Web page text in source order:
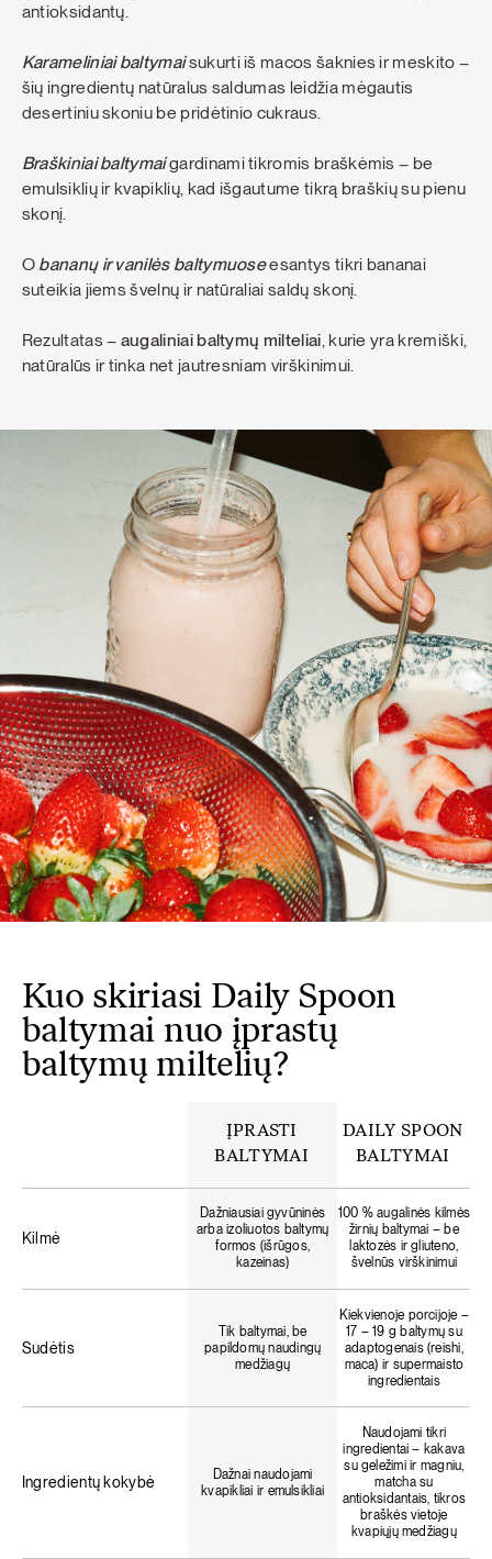
antioksidantų.
Karameliniai baltymaisukurti iš macos šaknies ir meskito –
šių ingredientų natūralus saldumas leidžia mėgautis
desertiniu skoniu be pridėtinio cukraus.
Braškiniai baltymaigardinami tikromis braškėmis – be
emulsiklių ir kvapiklių, kad išgautume tikrą braškių su pienu
skonį.
O bananų ir vanilės baltymuoseesantys tikri bananai
suteikia jiems švelnų ir natūraliai saldų skonį.
Rezultatas – augaliniai baltymų milteliai, kurie yra kremiški,
natūralūs ir tinka net jautresniam virškinimui.
Kuo skiriasi Daily Spoon
baltymai nuo įprastų
baltymų miltelių?
ĮPRASTI
BALTYMAI
DAILY SPOON
BALTYMAI
Kilmė
Dažniausiai gyvūninės
arba izoliuotos baltymų
formos (išrūgos,
kazeinas)
100 % augalinės kilmės
žirnių baltymai – be
laktozės ir gliuteno,
švelnūs virškinimui
Sudėtis
Tik baltymai, be
papildomų naudingų
medžiagų
Kiekvienoje porcijoje –
17 – 19 g baltymų su
adaptogenais (reishi,
maca) ir supermaisto
ingredientais
Ingredientų kokybė
Dažnai naudojami
kvapikliai ir emulsikliai
Naudojami tikri
ingredientai – kakava
su geležimi ir magniu,
matcha su
antioksidantais, tikros
braškės vietoje
kvapiųjų medžiagų